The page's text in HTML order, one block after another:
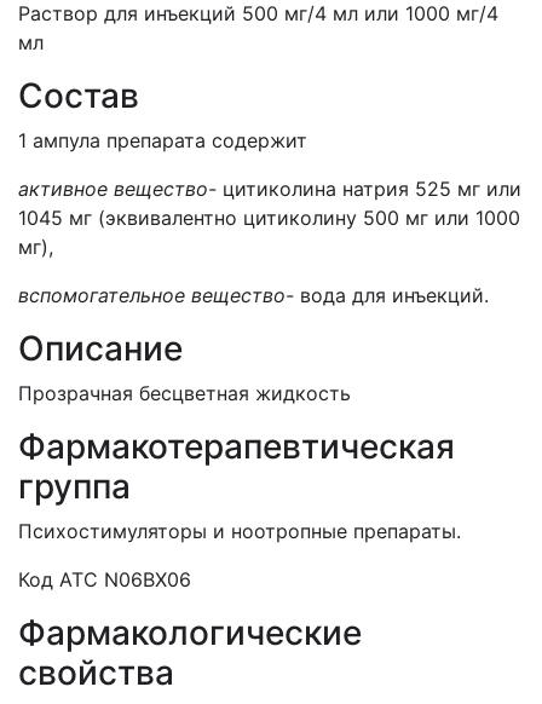
Раствор для инъекций 500 мг/4 мл или 1000 мг/4
мл
Состав
1 ампула препарата содержит
активное вещество- цитиколина натрия 525 мг или
1045 мг (эквивалентно цитиколину 500 мг или 1000
мг),
вспомогательное вещество- вода для инъекций.
Описание
Прозрачная бесцветная жидкость
Фармакотерапевтическая
группа
Психостимуляторы и ноотропные препараты.
Код АТС N06BX06
Фармакологические
свойства